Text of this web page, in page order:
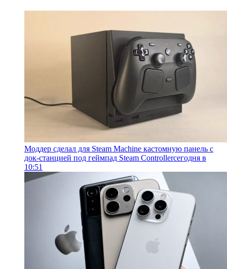
Моддер сделал для Steam Machine кастомную панель с
док-станцией под геймпад Steam Controllerсегодня в
10:51